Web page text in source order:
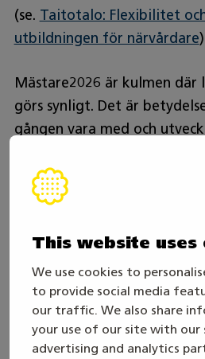
This website uses
We use cookies to
to provide social media
our traffic. We also share
your use of our site with our
advertising and analytics
(se. Taitotalo: Flexibilitet
utbildningen för närvårdare
Mästare2026 är kulmen
görs synligt. Det är
gången vara med och
kunnande i krävande och
situationer. När tävlingen
byggs en kompetens som
motsvarar de behov som
ställer på oss.
Dela